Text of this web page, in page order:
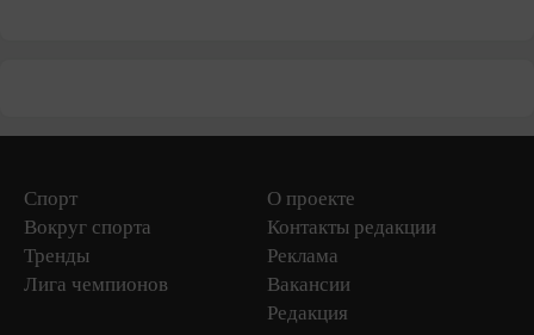
Спорт
Вокруг спорта
Тренды
Лига чемпионов
О проекте
Контакты редакции
Реклама
Вакансии
Редакция